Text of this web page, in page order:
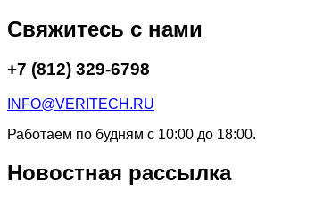
Свяжитесь с нами
+7 (812) 329-6798
INFO@VERITECH.RU
Работаем по будням с 10:00 до 18:00.
Новостная рассылка